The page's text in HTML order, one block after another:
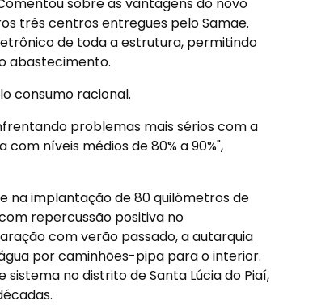
três centros entregues pelo Samae.
de toda a estrutura, permitindo
abastecimento.
consumo racional.
problemas mais sérios com a
níveis médios de 80% a 90%",
na implantação de 80 quilômetros de
repercussão positiva no
com verão passado, a autarquia
por caminhões-pipa para o interior.
no distrito de Santa Lúcia do Piaí,